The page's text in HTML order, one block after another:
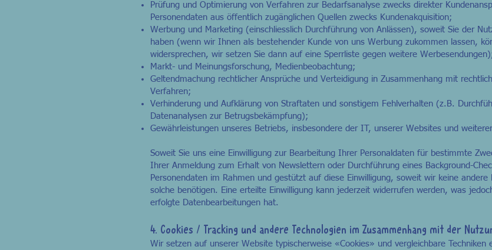
Prüfung und Optimierung von Verfahren zur Bedarfsanalyse zwecks direkter
Personendaten aus öffentlich zugänglichen Quellen zwecks Kundenakquisition;
Werbung und Marketing (einschliesslich Durchführung von Anlässen), soweit Sie der
haben (wenn wir Ihnen als bestehender Kunde von uns Werbung zukommen lassen,
widersprechen, wir setzen Sie dann auf eine Sperrliste gegen weitere
Markt- und Meinungsforschung, Medienbeobachtung;
Geltendmachung rechtlicher Ansprüche und Verteidigung in Zusammenhang mit
Verfahren;
Verhinderung und Aufklärung von Straftaten und sonstigem Fehlverhalten (z.B.
Datenanalysen zur Betrugsbekämpfung);
Gewährleistungen unseres Betriebs, insbesondere der IT, unserer Websites und
Soweit Sie uns eine Einwilligung zur Bearbeitung Ihrer Personaldaten für bestimmte
Ihrer Anmeldung zum Erhalt von Newslettern oder Durchführung eines Background-
Personendaten im Rahmen und gestützt auf diese Einwilligung, soweit wir keine
solche benötigen. Eine erteilte Einwilligung kann jederzeit widerrufen werden, was
erfolgte Datenbearbeitungen hat.
4. Cookies / Tracking und andere Technologien im Zusammenhang mit der
Wir setzen auf unserer Website typischerweise «Cookies» und vergleichbare